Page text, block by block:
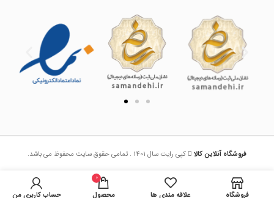
فروشگاه آنلاین کالا کپی رایت سال 1401 . تمامی حقوق سایت محفوظ می باشد.
فروشگاه علاقه مندی ها
0
محصول حساب کاربری من